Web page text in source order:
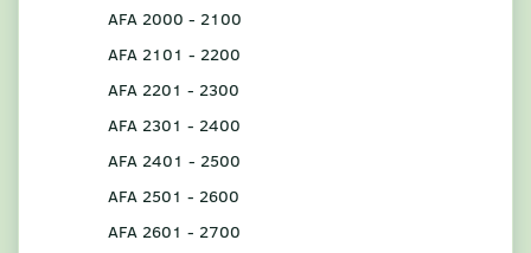
AFA 2000 - 2100
AFA 2101 - 2200
AFA 2201 - 2300
AFA 2301 - 2400
AFA 2401 - 2500
AFA 2501 - 2600
AFA 2601 - 2700